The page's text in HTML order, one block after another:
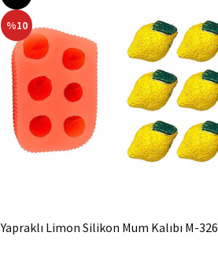
%10
Yapraklı Limon Silikon Mum Kalıbı M-326